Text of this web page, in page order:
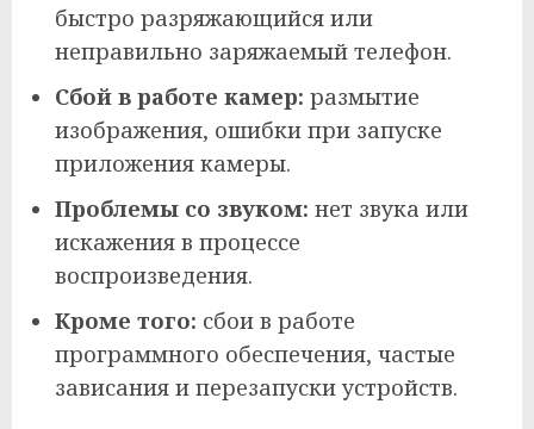
быстро разряжающийся или
неправильно заряжаемый телефон.
Сбой в работе камер: размытие
изображения, ошибки при запуске
приложения камеры.
Проблемы со звуком: нет звука или
искажения в процессе
воспроизведения.
Кроме того: сбои в работе
программного обеспечения, частые
зависания и перезапуски устройств.